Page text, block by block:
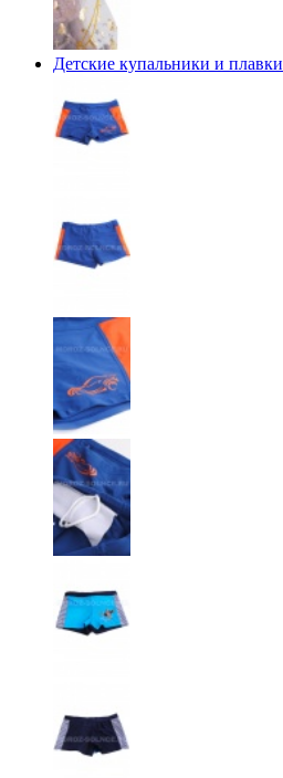
Детские купальники и плавки